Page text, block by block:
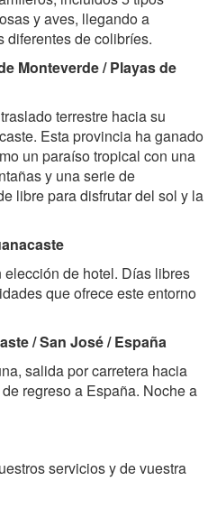
y aves, llegando a
diferentes de colibríes.
Monteverde / Playas de
terrestre hacia su
Esta provincia ha ganado
un paraíso tropical con una
y una serie de
libre para disfrutar del sol y la
de hotel. Días libres
que ofrece este entorno
/ San José / España
salida por carretera hacia
regreso a España. Noche a
servicios y de vuestra